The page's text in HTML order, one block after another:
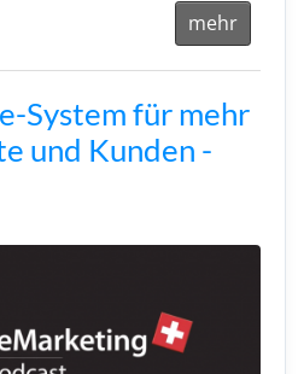
mehr
System für mehr
und Kunden -